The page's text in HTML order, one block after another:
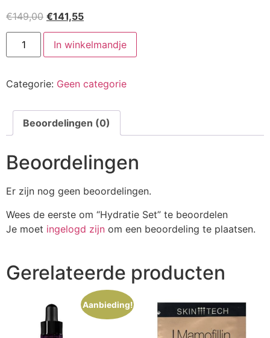
€149,00 Oorspronkelijke
prijs
was:
€149,00.
€141,55Huidige
prijs
is:
€141,55.
Hydratie
aantal
In winkelmandje
Categorie: Geen categorie
Beoordelingen (0)
Beoordelingen
Er zijn nog geen beoordelingen.
Wees de eerste om “Hydratie Set” te beoordelen
Je moet ingelogd zijn om een beoordeling te plaatsen.
Gerelateerde producten
Aanbieding!